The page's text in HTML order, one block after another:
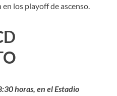
los playoff de ascenso.
horas, en el Estadio